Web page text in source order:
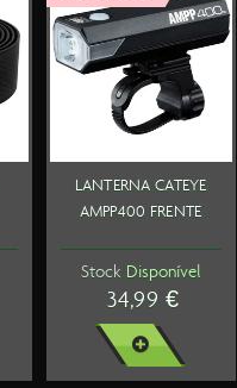
€
RODAS SYNCROS
CAPITAL 1.0
Stock Disponível
1099,99 €
VER MAIS